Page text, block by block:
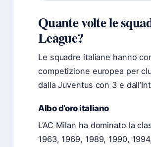
Quante volte le
League?
Le squadre italiane hanno
competizione europea per
dalla Juventus con 3 e
Albo d’oro italiano
L’AC Milan ha dominato la
1963, 1969, 1989, 1990,